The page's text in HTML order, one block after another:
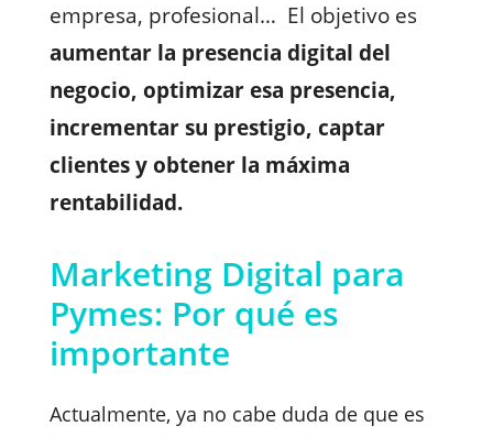
empresa, profesional… El objetivo es
aumentar la presencia digital del
negocio, optimizar esa presencia,
incrementar su prestigio, captar
clientes y obtener la máxima
rentabilidad.
Marketing Digital para
Pymes: Por qué es
importante
Actualmente, ya no cabe duda de que es